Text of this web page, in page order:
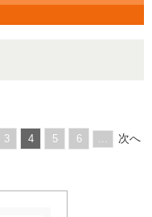
3 4 5 6 ... 次へ